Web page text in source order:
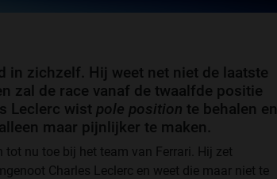
in zichzelf. Hij weet net niet de laatste
zal de race vanaf de twaalfde positie
Leclerc wist pole position te behalen en
maar pijnlijker te maken.
nu toe bij het team van Ferrari. Hij zet
Charles Leclerc en weet die maar niet te